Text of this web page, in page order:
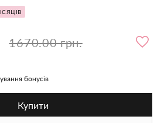
1670.00 грн.
бонусів
Купити